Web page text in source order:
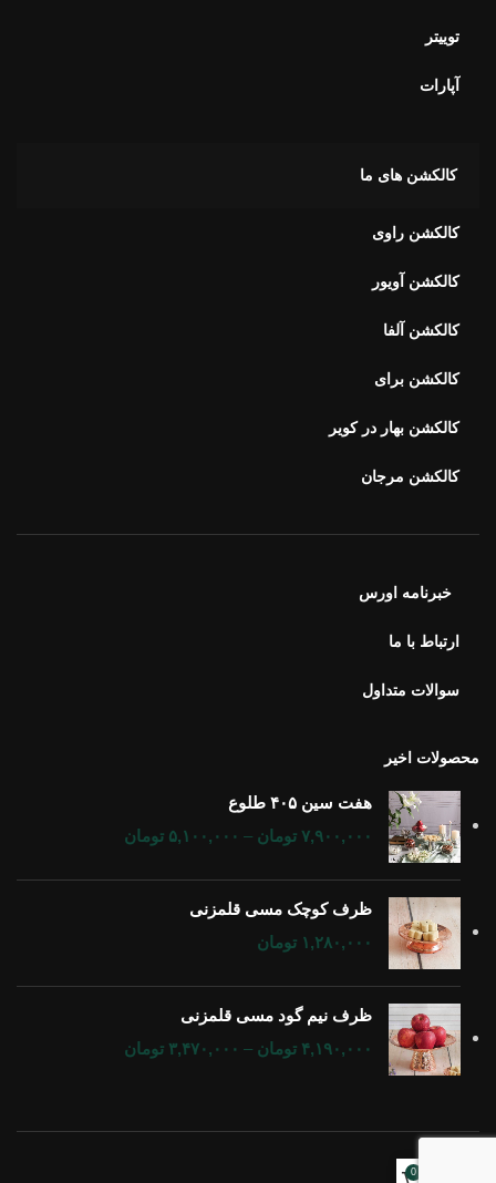
توییتر
آپارات
کالکشن های ما
کالکشن راوی
کالکشن آویور
کالکشن آلفا
کالکشن برای
کالکشن بهار در کویر
کالکشن مرجان
خبرنامه اورس
ارتباط با ما
سوالات متداول
محصولات اخیر
هفت سین ۴۰۵ طلوع
۷,۹۰۰,۰۰۰ تومان – ۵,۱۰۰,۰۰۰ تومان
ظرف کوچک مسی قلمزنی
۱,۲۸۰,۰۰۰ تومان
ظرف نیم گود مسی قلمزنی
۴,۱۹۰,۰۰۰ تومان – ۳,۴۷۰,۰۰۰ تومان
0